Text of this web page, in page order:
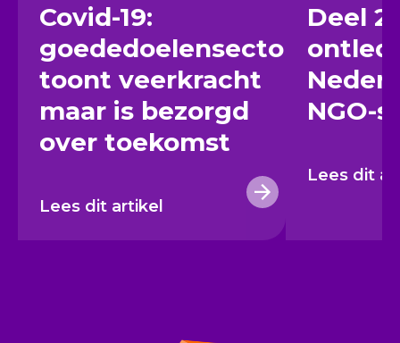
Covid-19:
goededoelensector
toont veerkracht
maar is bezorgd
over toekomst
Lees dit artikel
Deel
NGO-
Lees dit